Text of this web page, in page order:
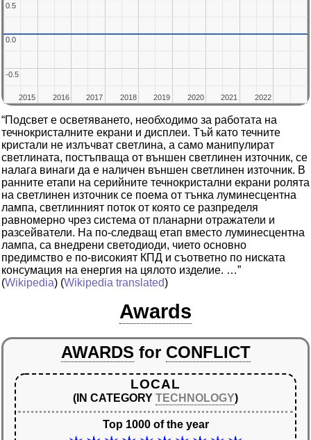
2015
2015 2016
2016 2017
2017 2018
2018 2019
2019 2020
2020 2021
2021 2022
2022
-0.5
-0.5
0.0
0.0
0.5
0.5
“Подсвет е осветяването, необходимо за работата на
течнокристалните екрани и дисплеи. Тъй като течните
кристали не излъчват светлина, а само манипулират
светлината, постъпваща от външен светлинен източник, се
налага винаги да е наличен външен светлинен източник. В
ранните етапи на серийните течнокристални екрани ролята
на светлинен източник се поема от тънка луминесцентна
лампа, светлинният поток от която се разпределя
равномерно чрез система от планарни отражатели и
разсейватели. На по-следващ етап вместо луминесцентна
лампа, са внедрени светодиоди, чието основно
предимство е по-високият КПД и съответно по ниската
консумация на енергия на цялото изделие. …”
(Wikipedia) (Wikipedia translated)
Awards
AWARDS for CONFLICT
LOCAL
(IN CATEGORY TECHNOLOGY)
Top 1000 of the year